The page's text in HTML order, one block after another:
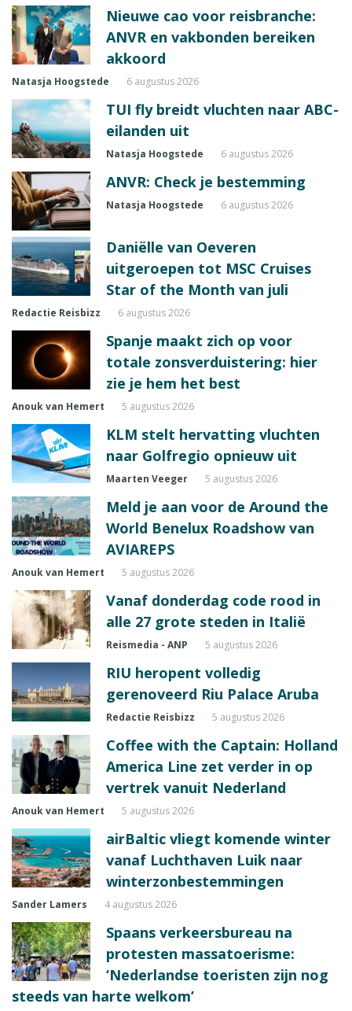
Nieuwe cao voor reisbranche:
ANVR en vakbonden bereiken
akkoord
Natasja Hoogstede 6 augustus 2026
TUI fly breidt vluchten naar ABC-
eilanden uit
Natasja Hoogstede 6 augustus 2026
ANVR: Check je bestemming
Natasja Hoogstede 6 augustus 2026
Daniëlle van Oeveren
uitgeroepen tot MSC Cruises
Star of the Month van juli
Redactie Reisbizz 6 augustus 2026
Spanje maakt zich op voor
totale zonsverduistering: hier
zie je hem het best
Anouk van Hemert 5 augustus 2026
KLM stelt hervatting vluchten
naar Golfregio opnieuw uit
Maarten Veeger 5 augustus 2026
Meld je aan voor de Around the
World Benelux Roadshow van
AVIAREPS
Anouk van Hemert 5 augustus 2026
Vanaf donderdag code rood in
alle 27 grote steden in Italië
Reismedia - ANP 5 augustus 2026
RIU heropent volledig
gerenoveerd Riu Palace Aruba
Redactie Reisbizz 5 augustus 2026
Coffee with the Captain: Holland
America Line zet verder in op
vertrek vanuit Nederland
Anouk van Hemert 5 augustus 2026
airBaltic vliegt komende winter
vanaf Luchthaven Luik naar
winterzonbestemmingen
Sander Lamers 4 augustus 2026
Spaans verkeersbureau na
protesten massatoerisme:
‘Nederlandse toeristen zijn nog
steeds van harte welkom’